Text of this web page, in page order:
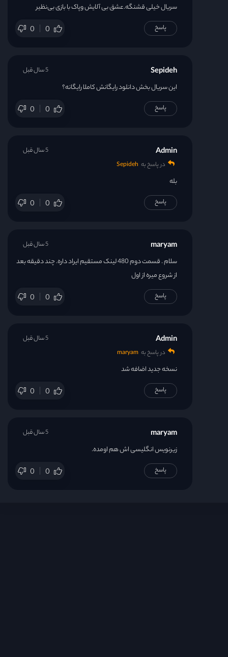
سریال خیلی قشنگه.عشق بی آلایش وپاک با بازی بی‌نظیر
0 0 پاسخ
Sepideh
این سریال بخش دانلود رایگانش کاملا رایگانه؟
0 0
5 سال قبل
پاسخ
Admin
در پاسخ به Sepideh
بله
0 0
5 سال قبل
پاسخ
maryam
سلام . قسمت دوم 480 لینک مستقیم ایراد داره. چند دقیقه بعد
از شروع میره از اول
0 0
5 سال قبل
پاسخ
Admin
در پاسخ به maryam
نسخه جدید اضافه شد
0 0
5 سال قبل
پاسخ
maryam
زیرنویس انگلیسی اش هم اومده.
0 0
5 سال قبل
پاسخ